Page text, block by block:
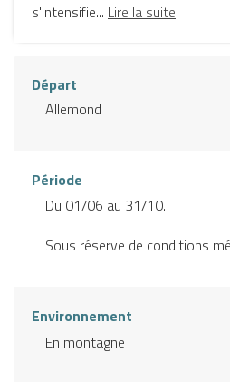
s'intensifie... Lire la suite
Départ
Allemond
Période
Du 01/06 au 31/10.
Sous réserve de conditions
Environnement
En montagne